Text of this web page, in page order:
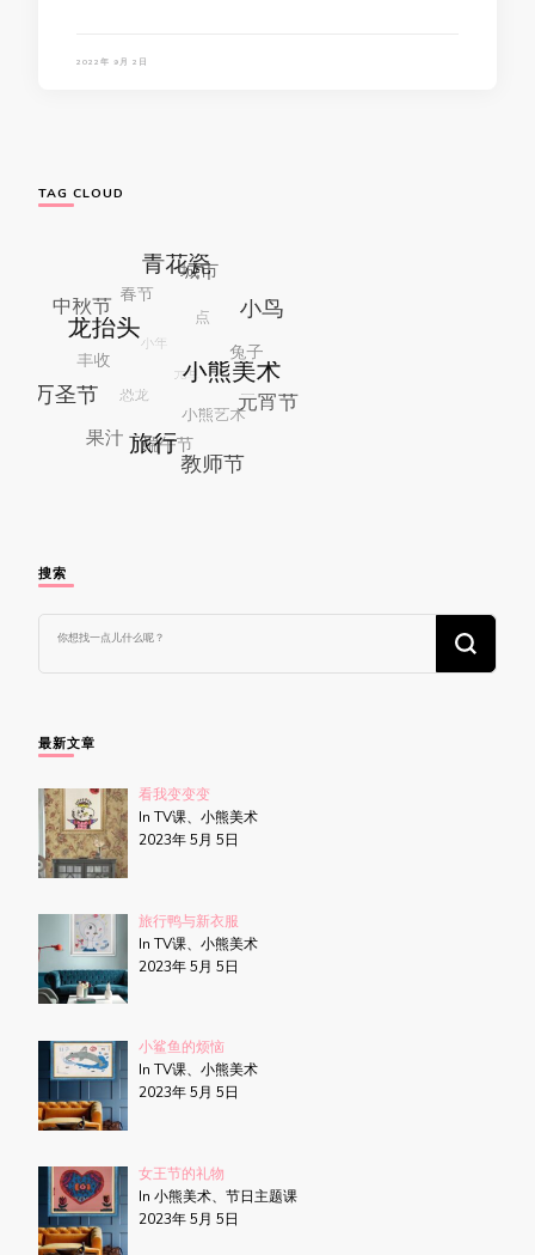
2022年 9月 2日
TAG CLOUD
搜索
么
吗?
最新文章
看我变变变
In TV课、小熊美术
2023年 5月 5日
旅行鸭与新衣服
In TV课、小熊美术
2023年 5月 5日
小鲨鱼的烦恼
In TV课、小熊美术
2023年 5月 5日
女王节的礼物
In 小熊美术、节日主题课
2023年 5月 5日